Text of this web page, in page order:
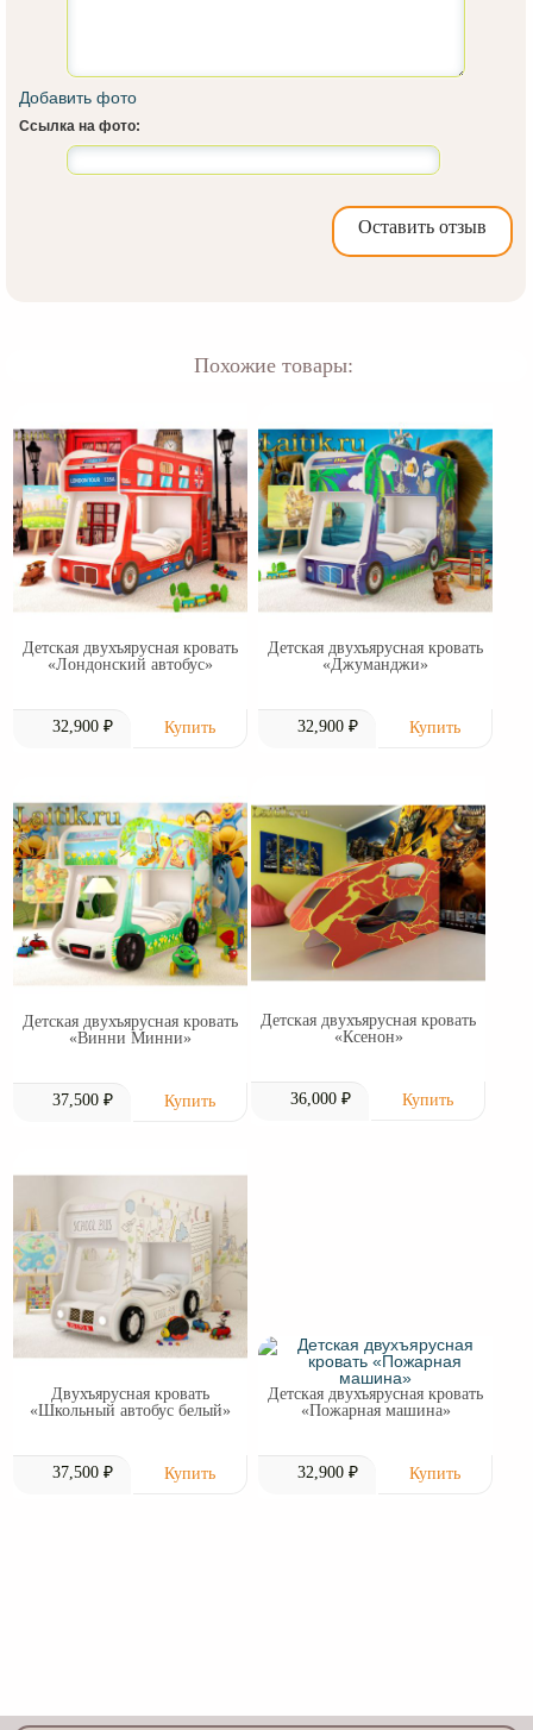
Добавить фото
Ссылка на фото:
Оставить отзыв
Похожие товары:
Детская двухъярусная кровать
«Лондонский автобус»
32,900 ₽
Детская двухъярусная кровать
«Джуманджи»
32,900 ₽
Детская двухъярусная кровать
«Винни Минни»
37,500 ₽
Детская двухъярусная кровать
«Ксенон»
36,000 ₽
Двухъярусная кровать
«Школьный автобус белый»
37,500 ₽
Детская двухъярусная кровать
«Пожарная машина»
32,900 ₽